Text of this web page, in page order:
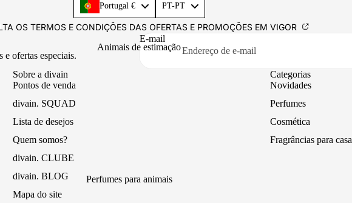
Óleos essenciais
Animais de estimação
Perfumes para animais
Portugal € PT-PT
OS TERMOS E CONDIÇÕES DAS OFERTAS E PROMOÇÕES EM VIGOR
e ofertas especiais.
E-mail
Sobre a divain
Pontos de venda
divain. SQUAD
Lista de desejos
Quem somos?
divain. CLUBE
divain. BLOG
Mapa do site
Categorias
Novidades
Perfumes
Cosmética
Fragrâncias para casa